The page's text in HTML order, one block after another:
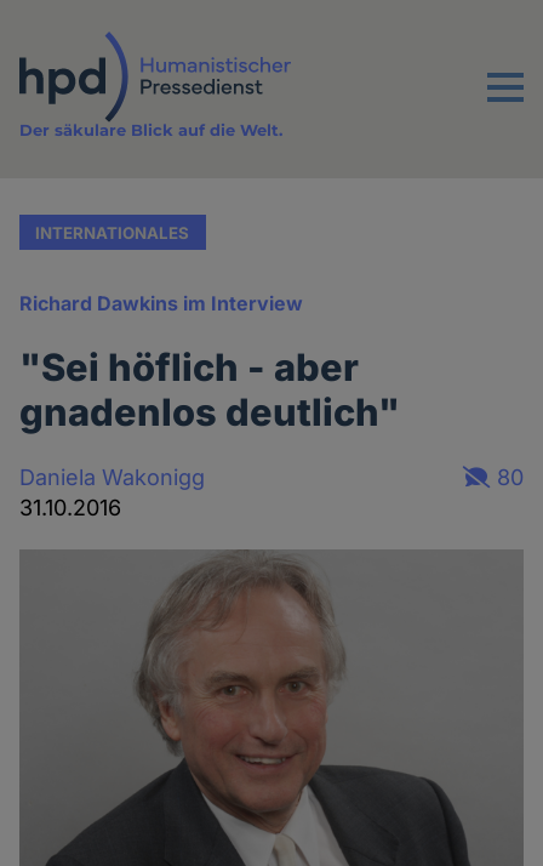
Inhalt
Menu
Der säkulare Blick auf die Welt.
INTERNATIONALES
Richard Dawkins im Interview
"Sei höflich - aber
gnadenlos deutlich"
Daniela Wakonigg
31.10.2016
80